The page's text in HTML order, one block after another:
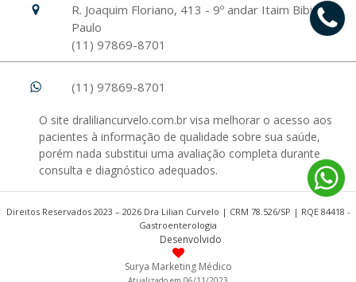
R. Joaquim Floriano, 413 - 9º andar Itaim Bibi, São
Paulo
(11) 97869-8701
(11) 97869-8701
O site draliliancurvelo.com.br visa melhorar o acesso aos
pacientes à informação de qualidade sobre sua saúde,
porém nada substitui uma avaliação completa durante
consulta e diagnóstico adequados.
Direitos Reservados 2023 – 2026 Dra Lilian Curvelo | CRM 78.526/SP | RQE 84418 -
Gastroenterologia
Desenvolvido
Surya Marketing Médico